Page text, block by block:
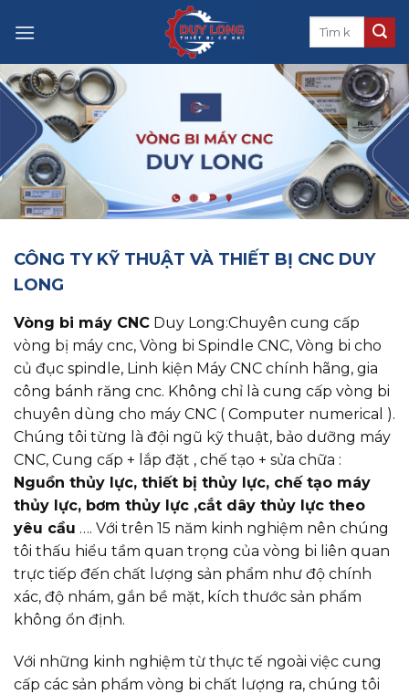
CÔNG TY KỸ THUẬT VÀ THIẾT BỊ CNC DUY
LONG
Vòng bi máy CNC Duy Long:Chuyên cung cấp
vòng bị máy cnc, ​​​​​​​Vòng bi Spindle CNC, Vòng bi cho
củ đục spindle, Linh kiện Máy CNC chính hãng, gia
công bánh răng cnc. Không chỉ là cung cấp vòng bi
chuyên dùng cho máy CNC ( Computer numerical ).
Chúng tôi từng là đội ngũ kỹ thuật, bảo dưỡng máy
CNC, Cung cấp + lắp đặt , chế tạo + sửa chữa :
Nguồn thủy lực, thiết bị thủy lực, chế tạo máy
thủy lực, bơm thủy lực ,cắt dây thủy lực theo
yêu cầu …. Với trên 15 năm kinh nghiệm nên chúng
tôi thấu hiểu tầm quan trọng của vòng bi liên quan
trực tiếp đến chất lượng sản phẩm như độ chính
xác, độ nhám, gắn bề mặt, kích thước sản phẩm
không ổn định.
Với những kinh nghiệm từ thực tế ngoài việc cung
cấp các sản phẩm vòng bi chất lượng ra, chúng tôi